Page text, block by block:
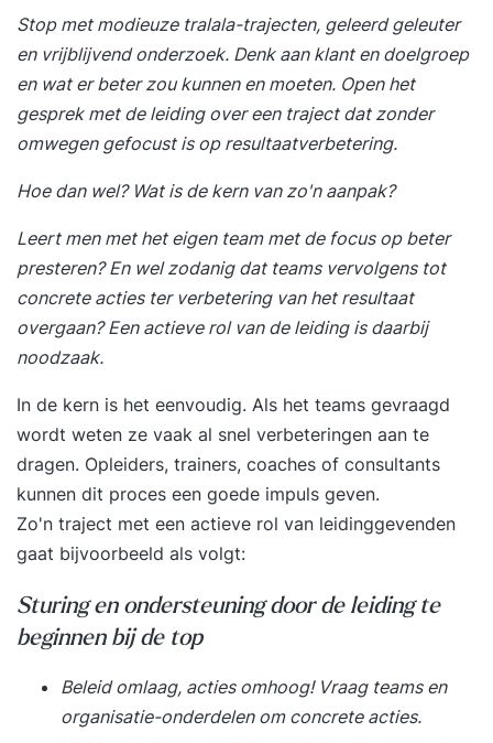
Stop met modieuze tralala-trajecten, geleerd geleuter
en vrijblijvend onderzoek. Denk aan klant en doelgroep
en wat er beter zou kunnen en moeten. Open het
gesprek met de leiding over een traject dat zonder
omwegen gefocust is op resultaatverbetering.
Hoe dan wel? Wat is de kern van zo'n aanpak?
Leert men met het eigen team met de focus op beter
presteren? En wel zodanig dat teams vervolgens tot
concrete acties ter verbetering van het resultaat
overgaan? Een actieve rol van de leiding is daarbij
noodzaak.
In de kern is het eenvoudig. Als het teams gevraagd
wordt weten ze vaak al snel verbeteringen aan te
dragen. Opleiders, trainers, coaches of consultants
kunnen dit proces een goede impuls geven.
Zo'n traject met een actieve rol van leidinggevenden
gaat bijvoorbeeld als volgt:
Sturing en ondersteuning door de leiding te
beginnen bij de top
Beleid omlaag, acties omhoog! Vraag teams en
organisatie-onderdelen om concrete acties.